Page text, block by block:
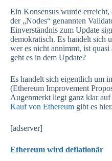
Ein Konsensus wurde
der „Nodes“ genannten
Einverständnis zum Update
demokratisch. Es handelt sich
wer es nicht annimmt, ist
geht es in dem Update?
Es handelt sich eigentlich um
(Ethereum Improvement
Augenmerkt liegt ganz klar
Kauf von Ethereum gibt es hier.
[adserver]
Ethereum wird deflationär